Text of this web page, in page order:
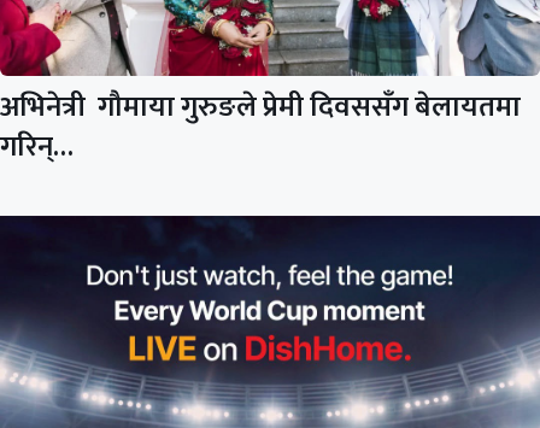
अभिनेत्री गौमाया गुरुङले प्रेमी दिवससँग बेलायतमा
गरिन्…